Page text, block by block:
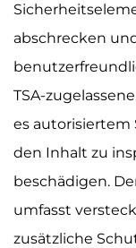
abschrecken
TSA-
es autorisiertem
den Inhalt zu
beschädigen.
umfasst
zusätzliche